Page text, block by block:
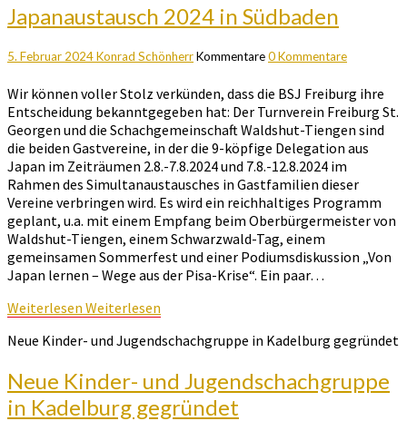
Japanaustausch 2024 in Südbaden
5. Februar 2024Konrad SchönherrKommentare0 Kommentare
Wir können voller Stolz verkünden, dass die BSJ Freiburg ihre
Entscheidung bekanntgegeben hat: Der Turnverein Freiburg St.
Georgen und die Schachgemeinschaft Waldshut-Tiengen sind
die beiden Gastvereine, in der die 9-köpfige Delegation aus
Japan im Zeiträumen 2.8.-7.8.2024 und 7.8.-12.8.2024 im
Rahmen des Simultanaustausches in Gastfamilien dieser
Vereine verbringen wird. Es wird ein reichhaltiges Programm
geplant, u.a. mit einem Empfang beim Oberbürgermeister von
Waldshut-Tiengen, einem Schwarzwald-Tag, einem
gemeinsamen Sommerfest und einer Podiumsdiskussion „Von
Japan lernen – Wege aus der Pisa-Krise“. Ein paar…
Weiterlesen Weiterlesen
Neue Kinder- und Jugendschachgruppe in Kadelburg gegründet
Neue Kinder- und Jugendschachgruppe
in Kadelburg gegründet